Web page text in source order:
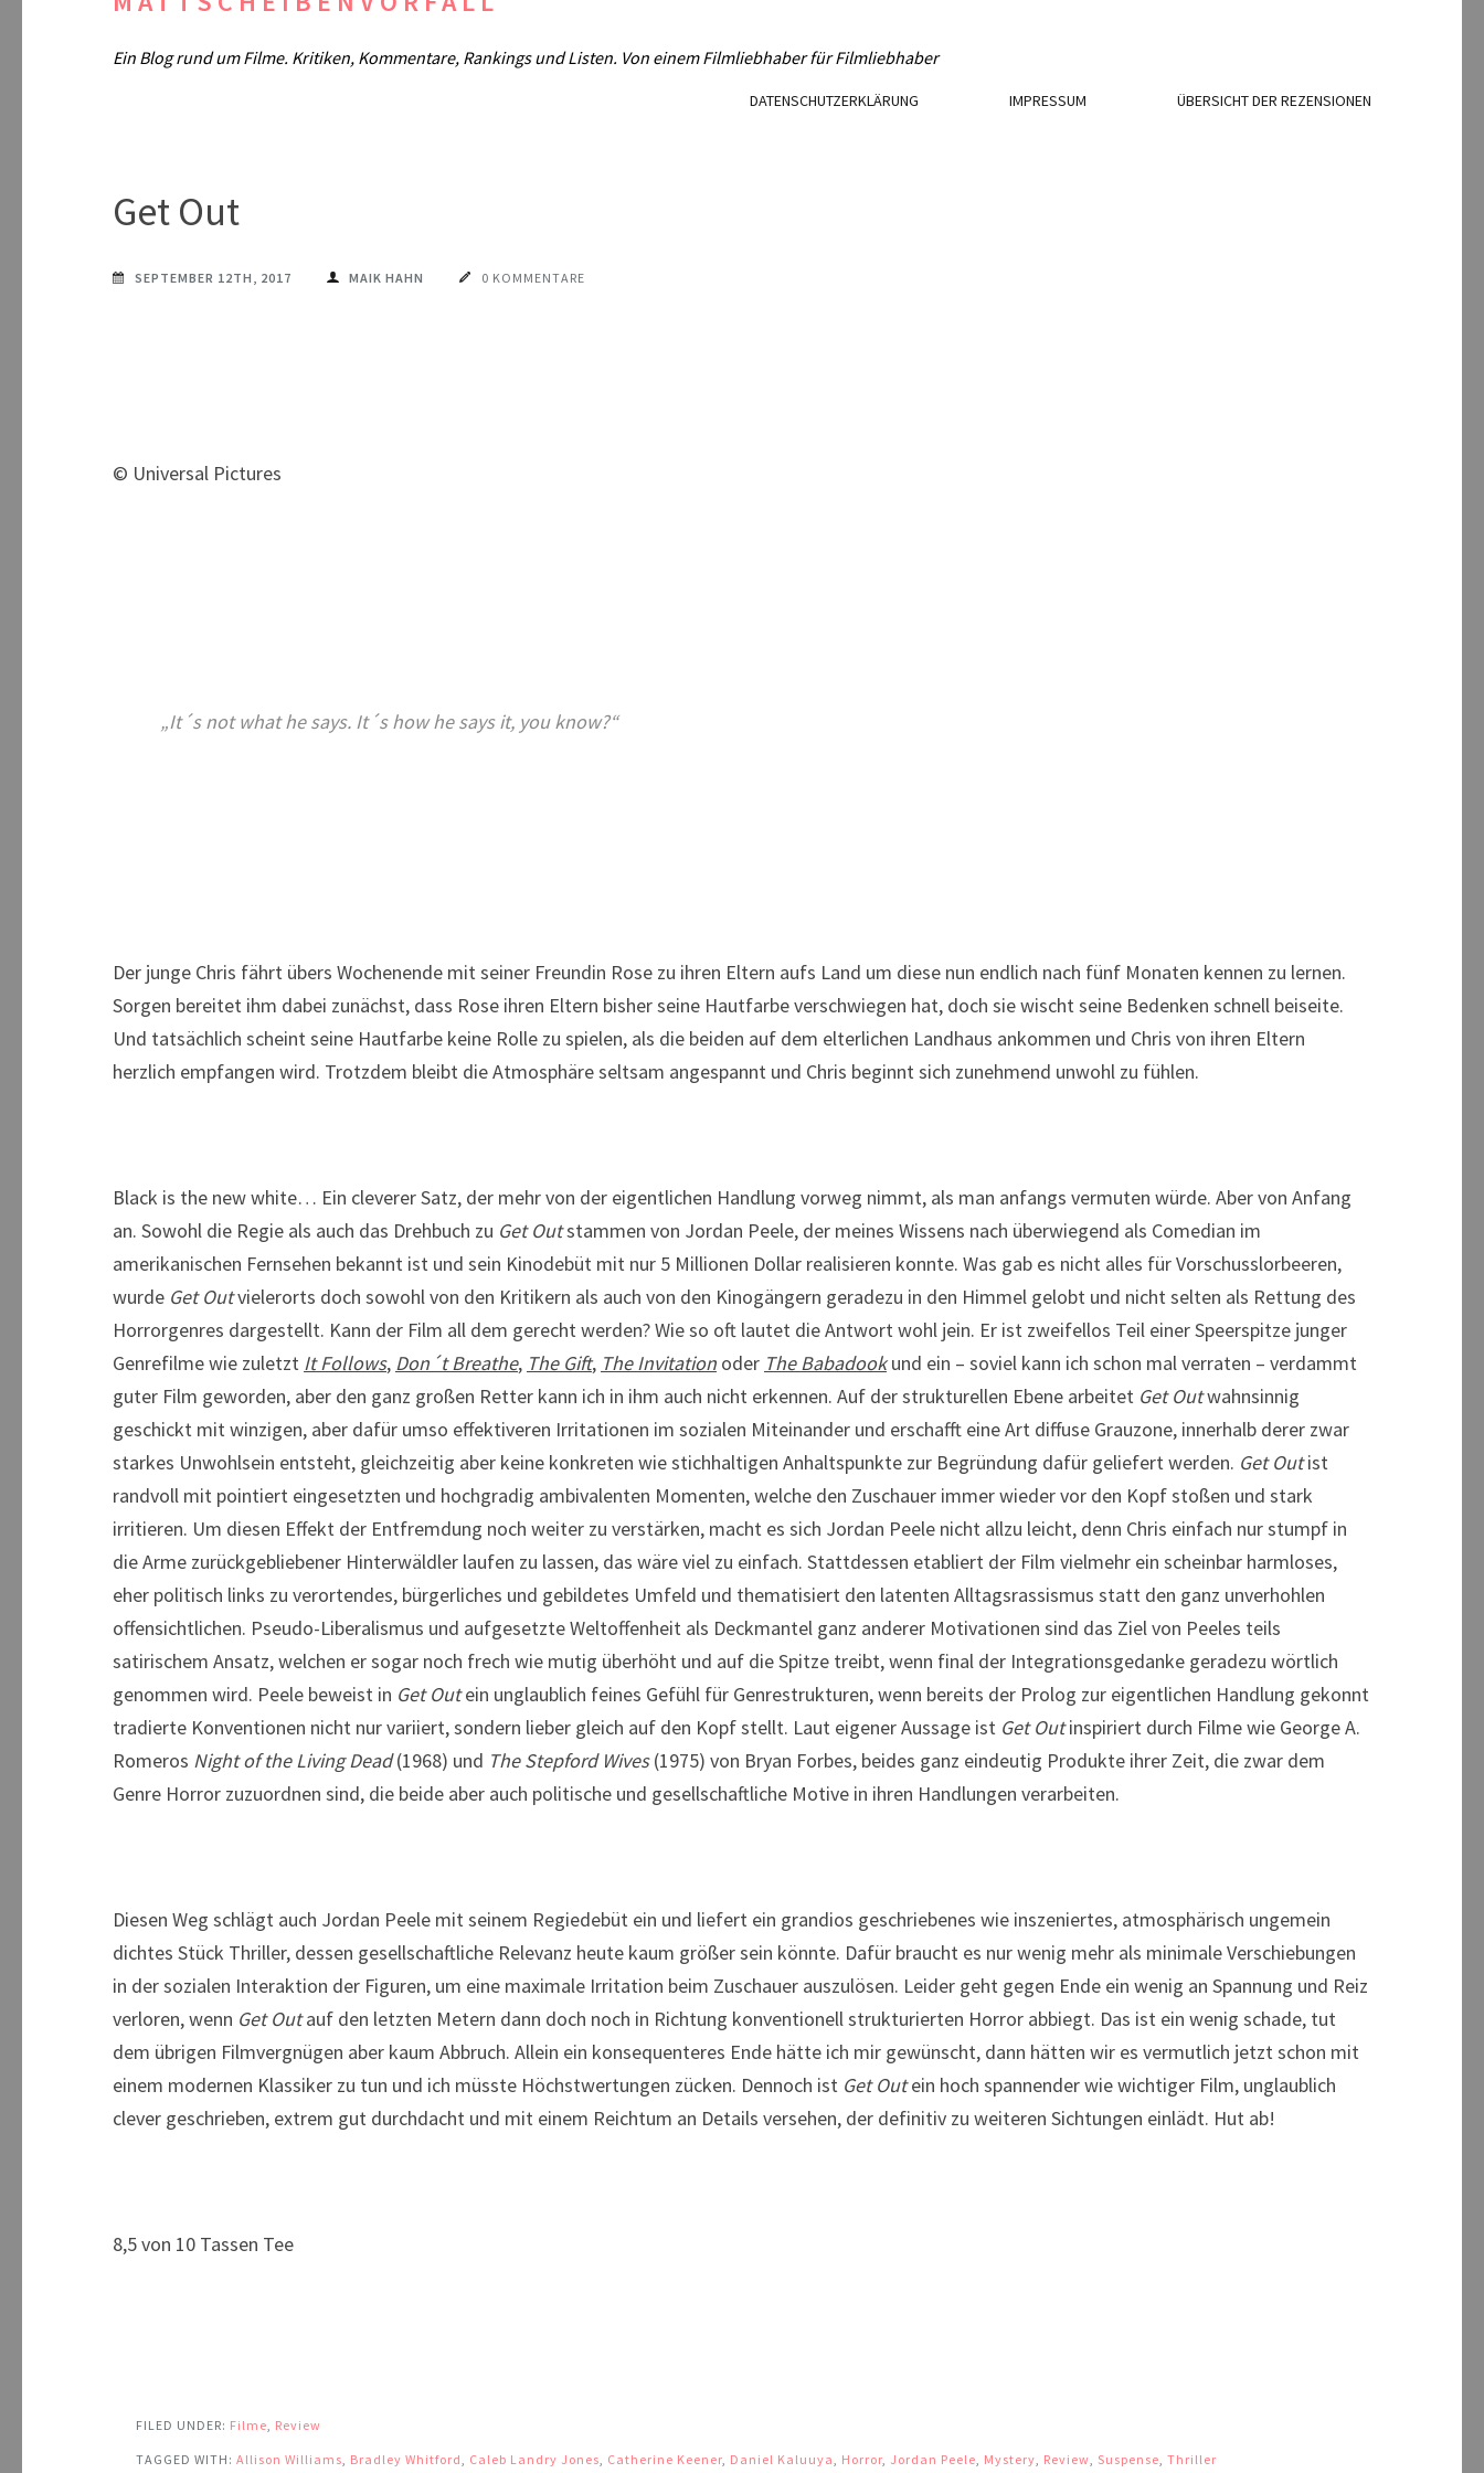
Ein Blog rund um Filme. Kritiken, Kommentare, Rankings und Listen. Von einem Filmliebhaber für Filmliebhaber
DATENSCHUTZERKLÄRUNG IMPRESSUM ÜBERSICHT DER REZENSIONEN
Get Out
SEPTEMBER 12TH, 2017 MAIK HAHN 0 KOMMENTARE
© Universal Pictures
„It´s not what he says. It´s how he says it, you know?“
Der junge Chris fährt übers Wochenende mit seiner Freundin Rose zu ihren Eltern aufs Land um diese nun endlich nach fünf Monaten kennen zu lernen.
Sorgen bereitet ihm dabei zunächst, dass Rose ihren Eltern bisher seine Hautfarbe verschwiegen hat, doch sie wischt seine Bedenken schnell beiseite.
Und tatsächlich scheint seine Hautfarbe keine Rolle zu spielen, als die beiden auf dem elterlichen Landhaus ankommen und Chris von ihren Eltern
herzlich empfangen wird. Trotzdem bleibt die Atmosphäre seltsam angespannt und Chris beginnt sich zunehmend unwohl zu fühlen.
Black is the new white… Ein cleverer Satz, der mehr von der eigentlichen Handlung vorweg nimmt, als man anfangs vermuten würde. Aber von Anfang
an. Sowohl die Regie als auch das Drehbuch zu Get Outstammen von Jordan Peele, der meines Wissens nach überwiegend als Comedian im
amerikanischen Fernsehen bekannt ist und sein Kinodebüt mit nur 5 Millionen Dollar realisieren konnte. Was gab es nicht alles für Vorschusslorbeeren,
wurde Get Outvielerorts doch sowohl von den Kritikern als auch von den Kinogängern geradezu in den Himmel gelobt und nicht selten als Rettung des
Horrorgenres dargestellt. Kann der Film all dem gerecht werden? Wie so oft lautet die Antwort wohl jein. Er ist zweifellos Teil einer Speerspitze junger
Genrefilme wie zuletzt It Follows, Don´t Breathe, The Gift, The Invitation oder The Babadookund ein – soviel kann ich schon mal verraten – verdammt
guter Film geworden, aber den ganz großen Retter kann ich in ihm auch nicht erkennen. Auf der strukturellen Ebene arbeitet Get Outwahnsinnig
geschickt mit winzigen, aber dafür umso effektiveren Irritationen im sozialen Miteinander und erschafft eine Art diffuse Grauzone, innerhalb derer zwar
starkes Unwohlsein entsteht, gleichzeitig aber keine konkreten wie stichhaltigen Anhaltspunkte zur Begründung dafür geliefert werden. Get Outist
randvoll mit pointiert eingesetzten und hochgradig ambivalenten Momenten, welche den Zuschauer immer wieder vor den Kopf stoßen und stark
irritieren. Um diesen Effekt der Entfremdung noch weiter zu verstärken, macht es sich Jordan Peele nicht allzu leicht, denn Chris einfach nur stumpf in
die Arme zurückgebliebener Hinterwäldler laufen zu lassen, das wäre viel zu einfach. Stattdessen etabliert der Film vielmehr ein scheinbar harmloses,
eher politisch links zu verortendes, bürgerliches und gebildetes Umfeld und thematisiert den latenten Alltagsrassismus statt den ganz unverhohlen
offensichtlichen. Pseudo-Liberalismus und aufgesetzte Weltoffenheit als Deckmantel ganz anderer Motivationen sind das Ziel von Peeles teils
satirischem Ansatz, welchen er sogar noch frech wie mutig überhöht und auf die Spitze treibt, wenn final der Integrationsgedanke geradezu wörtlich
genommen wird. Peele beweist in Get Outein unglaublich feines Gefühl für Genrestrukturen, wenn bereits der Prolog zur eigentlichen Handlung gekonnt
tradierte Konventionen nicht nur variiert, sondern lieber gleich auf den Kopf stellt. Laut eigener Aussage ist Get Outinspiriert durch Filme wie George A.
Romeros Night of the Living Dead(1968) und The Stepford Wives(1975) von Bryan Forbes, beides ganz eindeutig Produkte ihrer Zeit, die zwar dem
Genre Horror zuzuordnen sind, die beide aber auch politische und gesellschaftliche Motive in ihren Handlungen verarbeiten.
Diesen Weg schlägt auch Jordan Peele mit seinem Regiedebüt ein und liefert ein grandios geschriebenes wie inszeniertes, atmosphärisch ungemein
dichtes Stück Thriller, dessen gesellschaftliche Relevanz heute kaum größer sein könnte. Dafür braucht es nur wenig mehr als minimale Verschiebungen
in der sozialen Interaktion der Figuren, um eine maximale Irritation beim Zuschauer auszulösen. Leider geht gegen Ende ein wenig an Spannung und Reiz
verloren, wenn Get Outauf den letzten Metern dann doch noch in Richtung konventionell strukturierten Horror abbiegt. Das ist ein wenig schade, tut
dem übrigen Filmvergnügen aber kaum Abbruch. Allein ein konsequenteres Ende hätte ich mir gewünscht, dann hätten wir es vermutlich jetzt schon mit
einem modernen Klassiker zu tun und ich müsste Höchstwertungen zücken. Dennoch ist Get Outein hoch spannender wie wichtiger Film, unglaublich
clever geschrieben, extrem gut durchdacht und mit einem Reichtum an Details versehen, der definitiv zu weiteren Sichtungen einlädt. Hut ab!
8,5 von 10 Tassen Tee
FILED UNDER: Filme, Review
TAGGED WITH: Allison Williams, Bradley Whitford, Caleb Landry Jones, Catherine Keener, Daniel Kaluuya, Horror, Jordan Peele, Mystery, Review, Suspense, Thriller